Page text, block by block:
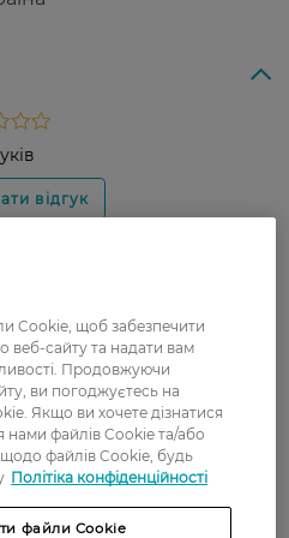
- 99 грн,
грн
грн, безкоштовна
Cookie, щоб забезпечити
веб-сайту та надати вам
Продовжуючи
ви погоджуєтесь на
Якщо ви хочете дізнатися
файлів Cookie та/або
файлів Cookie, будь
Політіка конфіденційності
файли Cookie